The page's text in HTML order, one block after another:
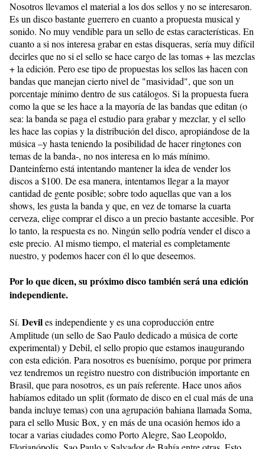
Nosotros llevamos el material a los dos sellos y no se interesaron.
Es un disco bastante guerrero en cuanto a propuesta musical y
sonido. No muy vendible para un sello de estas características. En
cuanto a si nos interesa grabar en estas disqueras, sería muy difícil
decirles que no si el sello se hace cargo de las tomas + las mezclas
+ la edición. Pero ese tipo de propuestas los sellos las hacen con
bandas que manejan cierto nivel de "masividad", que son un
porcentaje mínimo dentro de sus catálogos. Si la propuesta fuera
como la que se les hace a la mayoría de las bandas que editan (o
sea: la banda se paga el estudio para grabar y mezclar, y el sello
les hace las copias y la distribución del disco, apropiándose de la
música –y hasta teniendo la posibilidad de hacer ringtones con
temas de la banda-, no nos interesa en lo más mínimo.
Danteinferno está intentando mantener la idea de vender los
discos a $100. De esa manera, intentamos llegar a la mayor
cantidad de gente posible; sobre todo aquellas que van a los
shows, les gusta la banda y que, en vez de tomarse la cuarta
cerveza, elige comprar el disco a un precio bastante accesible. Por
lo tanto, la respuesta es no. Ningún sello podría vender el disco a
este precio. Al mismo tiempo, el material es completamente
nuestro, y podemos hacer con él lo que deseemos.
Por lo que dicen, su próximo disco también será una edición
independiente.
Sí. Deviles independiente y es una coproducción entre
Amplitude (un sello de Sao Paulo dedicado a música de corte
experimental) y Debil, el sello propio que estamos inaugurando
con esta edición. Para nosotros es buenísimo, porque por primera
vez tendremos un registro nuestro con distribución importante en
Brasil, que para nosotros, es un país referente. Hace unos años
habíamos editado un split (formato de disco en el cual más de una
banda incluye temas) con una agrupación bahiana llamada Soma,
para el sello Music Box, y en más de una ocasión hemos ido a
tocar a varias ciudades como Porto Alegre, Sao Leopoldo,